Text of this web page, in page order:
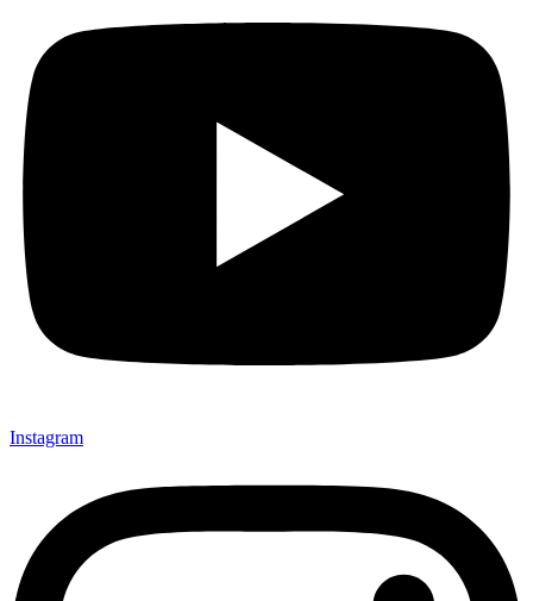
Instagram